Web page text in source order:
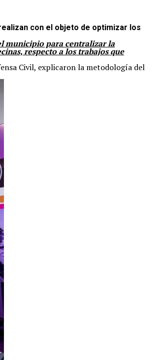
con el objeto de optimizar los
municipio para centralizar la
respecto a los trabajos que
Civil, explicaron la metodología del